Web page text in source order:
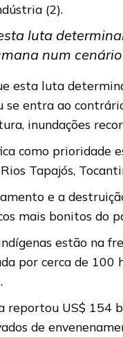
(2).
luta
num
esta luta
se entra ao
inundações
como prioridade
Tapajós,
e a
mais bonitos do
estão na
por cerca de
reportou US$ 154
de